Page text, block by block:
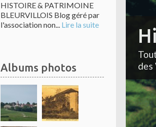
HISTOIRE & PATRIMOINE
BLEURVILLOIS Blog géré par
l'association non... Lire la suite
Albums photos
des